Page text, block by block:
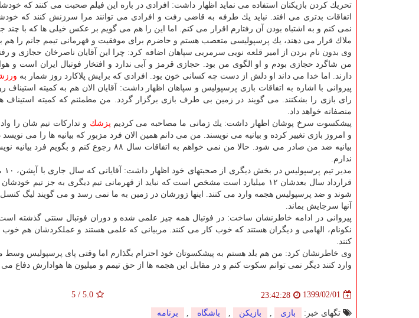
تحریك كردن بازیكنان استفاده می نماید اظهار داشت: افرادی در باره این فیلم صحبت می كنند كه
اتفاقات بدتری می افتد. نباید یك طرفه به قاضی رفت و افرادی می توانند مرا سرزنش كنند كه
نمی كنم و به اشتباه بودن آن رفتارم اقرار می كنم. اما این را هم می گویم بر عكس خیلی ها كه با چند
ملاك قرار می دهند، یك پرسپولیسی متعصب هستم و حاضرم برای موفقیت و قهرمانی تیمم جانم را هم
وی بدون نام بردن از امیر قلعه نویی سرمربی سپاهان اضافه كرد: چرا این آقایان ناصرخان حجازی و
من شاگرد حجازی بودم و او الگوی من بود. حجازی قرمز و آبی ندارد و افتخار فوتبال ایران است و
دارند. اما خدا می داند او دلش از دست چه كسانی خون بود. افرادی كه برایش پلاكارد روز شمار به
پیروانی با اشاره به اتفاقات بازی پرسپولیس و سپاهان اظهار داشت: آقایان الان هم به كمیته
رای بازی را بشكنند. می گویند در زمین بی طرف بازی برگزار گردد. من مطمئنم كه كمیته استیناف
منصفانه خواهد داد.
پیشكسوت سرخ پوشان اظهار داشت: یك زمانی ما مصاحبه می كردیم پزشك و تداركات تیم شان را
و امروز بازی تغییر كرده و بیانیه می نویسند. من می دانم همین الان فرد مزبور كه بیانیه ها را می
بیانیه ضد من صادر می شود. حالا من نمی خواهم به اتفاقات
ندارم.
قرارداد سال بعدشان ۱۲ میلیارد است مشخص است كه نباید از قهرمانی تیم دیگری به جز
شوند و ضد پرسپولیس هجمه وارد می كنند. اینها زورشان در زمین به ما نمی رسد و می گویند لیگ
آنها سرجایش بماند.
پیروانی در ادامه خاطرنشان ساخت: در فوتبال همه چیز علمی شده و دوران فوتبال سنتی گذشته
نكونام، الهامی و دیگران هستند كه خوب كار می كنند. مربیانی كه علمی هستند و عملكردشان هم
كنند.
وی خاطرنشان كرد: من هم بلد هستم به پیشكسوتان خود احترام بگذارم اما وقتی پای پرسپولیس وسط
وارد كنند دیگر نمی توانم سكوت كنم و در مقابل این هجمه ها از حق تیمم و میلیون ها هوادارش دفاع می
1399/02/01
23:42:28
5.0
/
5
تگهای خبر: بازی بازیكن باشگاه برنامه